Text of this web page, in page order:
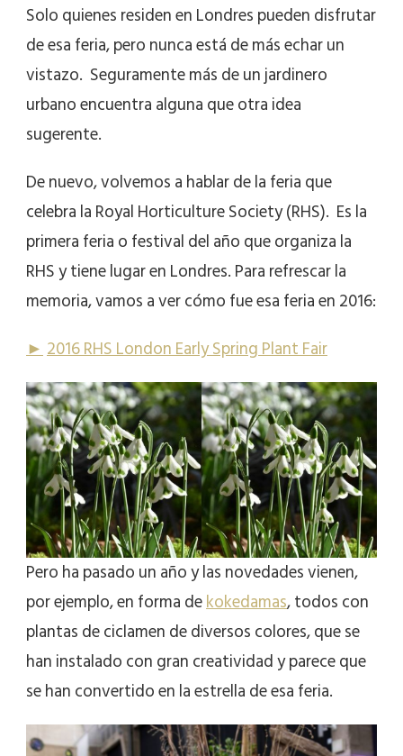
Solo quienes residen en Londres pueden disfrutar
de esa feria, pero nunca está de más echar un
vistazo. Seguramente más de un jardinero
urbano encuentra alguna que otra idea
sugerente.
De nuevo, volvemos a hablar de la feria que
celebra la Royal Horticulture Society (RHS). Es la
primera feria o festival del año que organiza la
RHS y tiene lugar en Londres. Para refrescar la
memoria, vamos a ver cómo fue esa feria en 2016:
►2016 RHSLondon Early Spring Plant Fair
Pero ha pasado un año y las novedades vienen,
por ejemplo, en forma dekokedamas, todos con
plantas de ciclamen de diversos colores, que se
han instalado con gran creatividad y parece que
se han convertido en la estrella de esa feria.